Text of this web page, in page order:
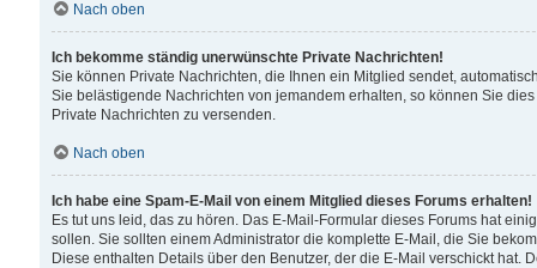
Nach oben
Ich bekomme ständig unerwünschte Private Nachrichten!
Sie können Private Nachrichten, die Ihnen ein Mitglied sendet,
Sie belästigende Nachrichten von jemandem erhalten, so können Sie
Private Nachrichten zu versenden.
Nach oben
Ich habe eine Spam-E-Mail von einem Mitglied dieses Forums erhalten!
Es tut uns leid, das zu hören. Das E-Mail-Formular dieses Forums hat
sollen. Sie sollten einem Administrator die komplette E-Mail, die Sie
Diese enthalten Details über den Benutzer, der die E-Mail verschickt hat.